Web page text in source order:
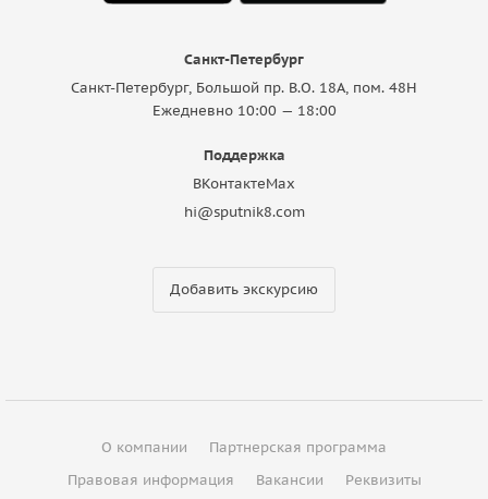
Санкт-Петербург
Санкт-Петербург, Большой пр. В.О. 18A, пом. 48Н
Ежедневно 10:00 — 18:00
Поддержка
ВКонтактеMax
hi@sputnik8.com
Добавить экскурсию
О компании
Партнерская программа
Правовая информация
Вакансии Реквизиты